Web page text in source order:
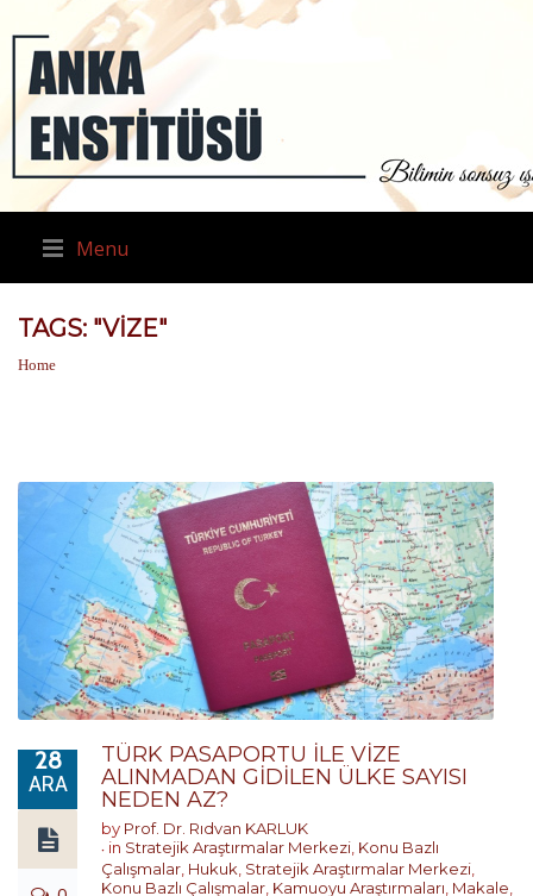
Menu
TAGS: "VIZE"
Home
28
ARA
TÜRK PASAPORTU İLE VİZE
ALINMADAN GİDİLEN ÜLKE SAYISI
NEDEN AZ?
by Prof. Dr. Rıdvan KARLUK
in Stratejik Araştırmalar Merkezi Konu Bazlı
Çalışmalar Hukuk Stratejik Araştırmalar Merkezi
Konu Bazlı Çalışmalar Kamuoyu Araştırmaları Makale